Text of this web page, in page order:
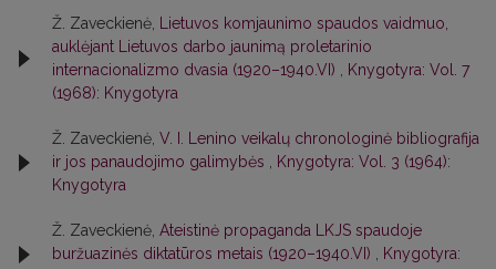
Ž. Zaveckienė,
Lietuvos komjaunimo spaudos vaidmuo,
auklėjant Lietuvos darbo jaunimą proletarinio
internacionalizmo dvasia (1920–1940.VI)
Knygotyra: Vol. 7
(1968): Knygotyra
Ž. Zaveckienė, V. I. Lenino veikalų chronologinė bibliografija
ir jos panaudojimo galimybės
Knygotyra: Vol. 3 (1964):
Knygotyra
Ž. Zaveckienė, Ateistinė propaganda LKJS spaudoje
buržuazinės diktatūros metais (1920–1940.VI)
Knygotyra: